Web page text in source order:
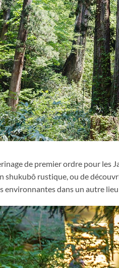
de premier ordre pour les
shukubô rustique, ou de
environnantes dans un autre